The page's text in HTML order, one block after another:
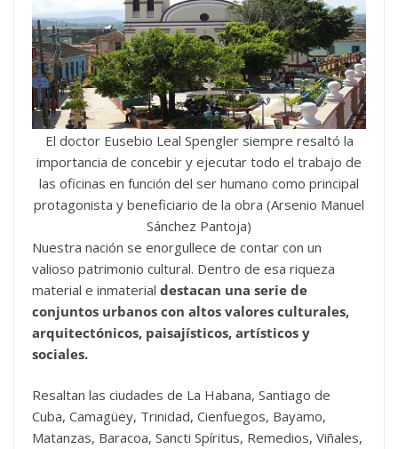
El doctor Eusebio Leal Spengler siempre resaltó la
importancia de concebir y ejecutar todo el trabajo de
las oficinas en función del ser humano como principal
protagonista y beneficiario de la obra (Arsenio Manuel
Sánchez Pantoja)
Nuestra nación se enorgullece de contar con un
valioso patrimonio cultural. Dentro de esa riqueza
material e inmaterial destacan una serie de
conjuntos urbanos con altos valores culturales,
arquitectónicos, paisajísticos, artísticos y
sociales.
Resaltan las ciudades de La Habana, Santiago de
Cuba, Camagüey, Trinidad, Cienfuegos, Bayamo,
Matanzas, Baracoa, Sancti Spíritus, Remedios, Viñales,